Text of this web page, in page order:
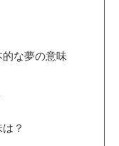
な夢の意味
？